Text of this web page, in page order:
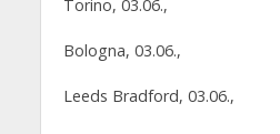
Torino, 03.06.,
Bologna, 03.06.,
Leeds Bradford, 03.06.,